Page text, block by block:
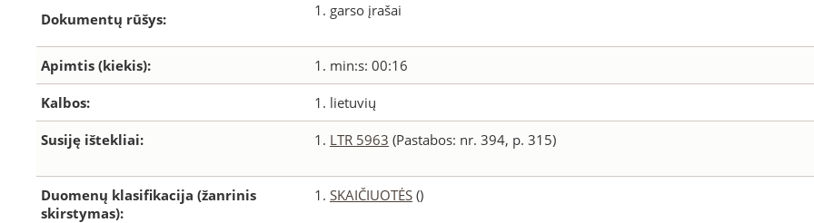
Dokumentų rūšys: 1. garso įrašai
Apimtis (kiekis): 1. min:s: 00:16
Kalbos: 1. lietuvių
Susiję ištekliai: 1. LTR 5963 (Pastabos: nr. 394, p. 315)
Duomenų klasifikacija (žanrinis
skirstymas):
1. SKAIČIUOTĖS ()